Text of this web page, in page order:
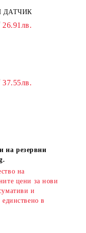
ДАТЧИК
26.91лв.
37.55лв.
на резервни
на
цени за нови
и
в